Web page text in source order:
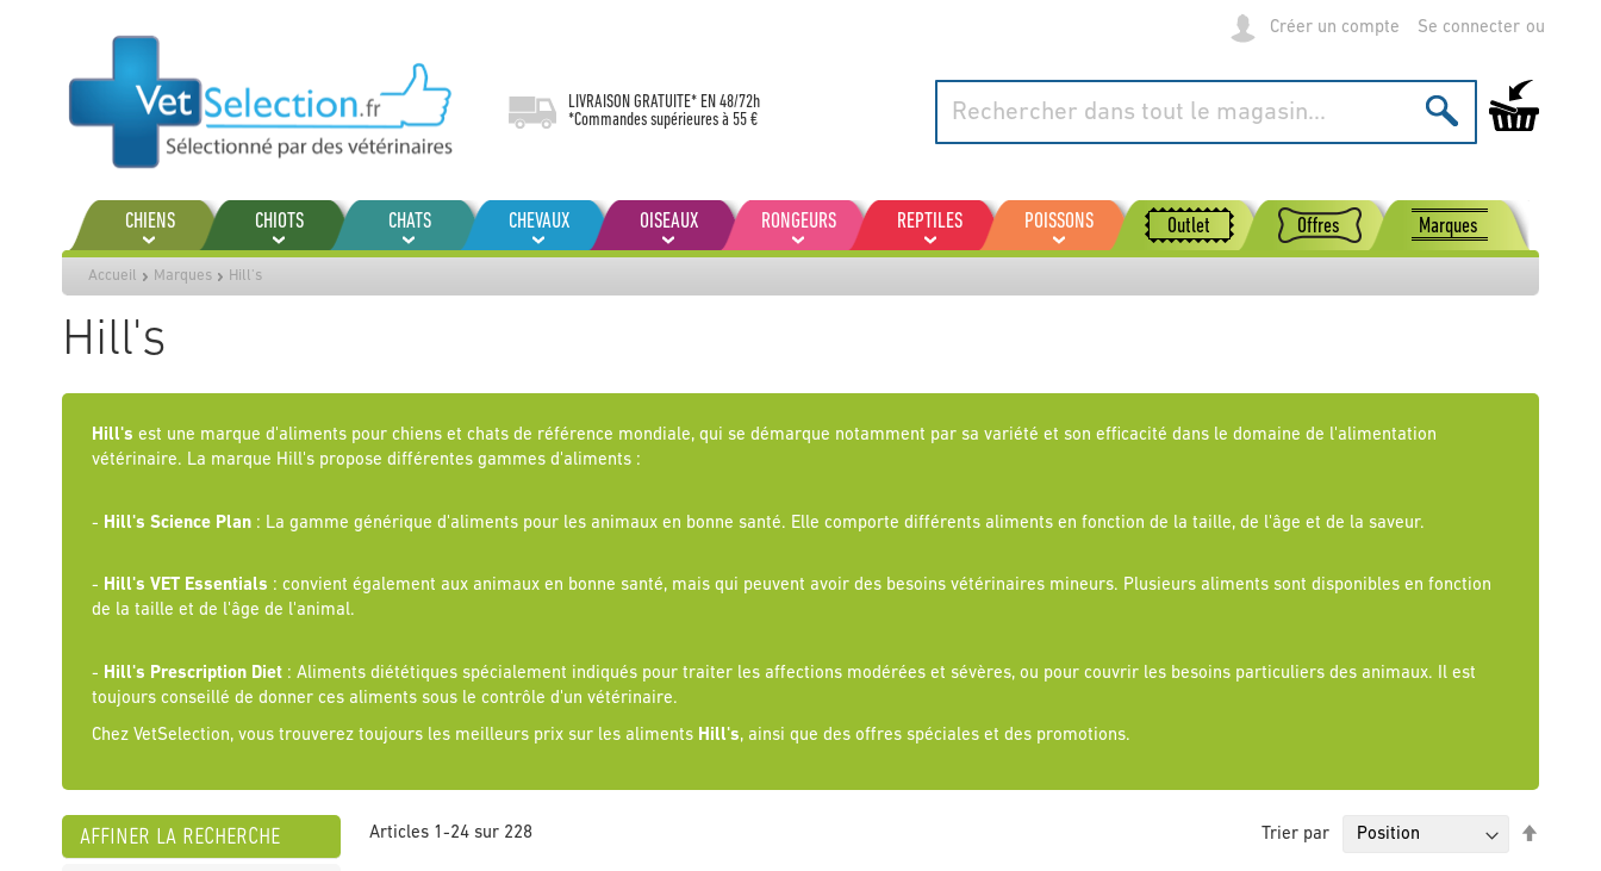
contenu
Créer un compte Se connecter
LIVRAISON GRATUITE* EN 48/72h
*Commandes supérieures à 55 €
Mon panier
CHIENS CHIOTS CHATS CHEVAUX OISEAUX RONGEURS REPTILES POISSONS Outlet Offres Marques
Accueil Marques Hill's
Hill's
Hill's est une marque d'aliments pour chiens et chats de référence mondiale, qui se démarque notamment par sa variété et son efficacité dans le domaine de l'alimentation
vétérinaire. La marque Hill's propose différentes gammes d'aliments :
- Hill's Science Plan : La gamme générique d'aliments pour les animaux en bonne santé. Elle comporte différents aliments en fonction de la taille, de l'âge et de la saveur.
- Hill's VET Essentials : convient également aux animaux en bonne santé, mais qui peuvent avoir des besoins vétérinaires mineurs. Plusieurs aliments sont disponibles en fonction
de la taille et de l'âge de l'animal.
- Hill's Prescription Diet : Aliments diététiques spécialement indiqués pour traiter les affections modérées et sévères, ou pour couvrir les besoins particuliers des animaux. Il est
toujours conseillé de donner ces aliments sous le contrôle d'un vétérinaire.
Chez VetSelection, vous trouverez toujours les meilleurs prix sur les aliments Hill's, ainsi que des offres spéciales et des promotions.
Articles 1-24 sur 228 Trier par
affiner la recherche